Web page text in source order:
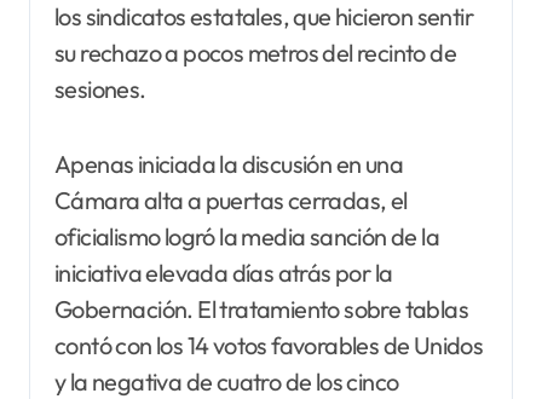
los sindicatos estatales, que hicieron sentir
su rechazo a pocos metros del recinto de
sesiones.
Apenas iniciada la discusión en una
Cámara alta a puertas cerradas, el
oficialismo logró la media sanción de la
iniciativa elevada días atrás por la
Gobernación. El tratamiento sobre tablas
contó con los 14 votos favorables de Unidos
y la negativa de cuatro de los cinco